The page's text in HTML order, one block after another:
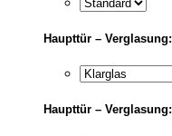
Haupttür – Verglasung:
Haupttür – Verglasung: